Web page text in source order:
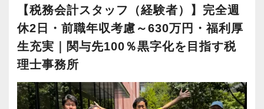
・テレワーク導入済み
・全席デュアルモニタ完備
＜幅広い経験・成長環境＞
・9割が紹介の安定基盤
【税務会計スタッフ（経験者）】完全週
休2日・前職年収考慮～630万円・福利厚
生充実｜関与先100％黒字化を目指す税
理士事務所